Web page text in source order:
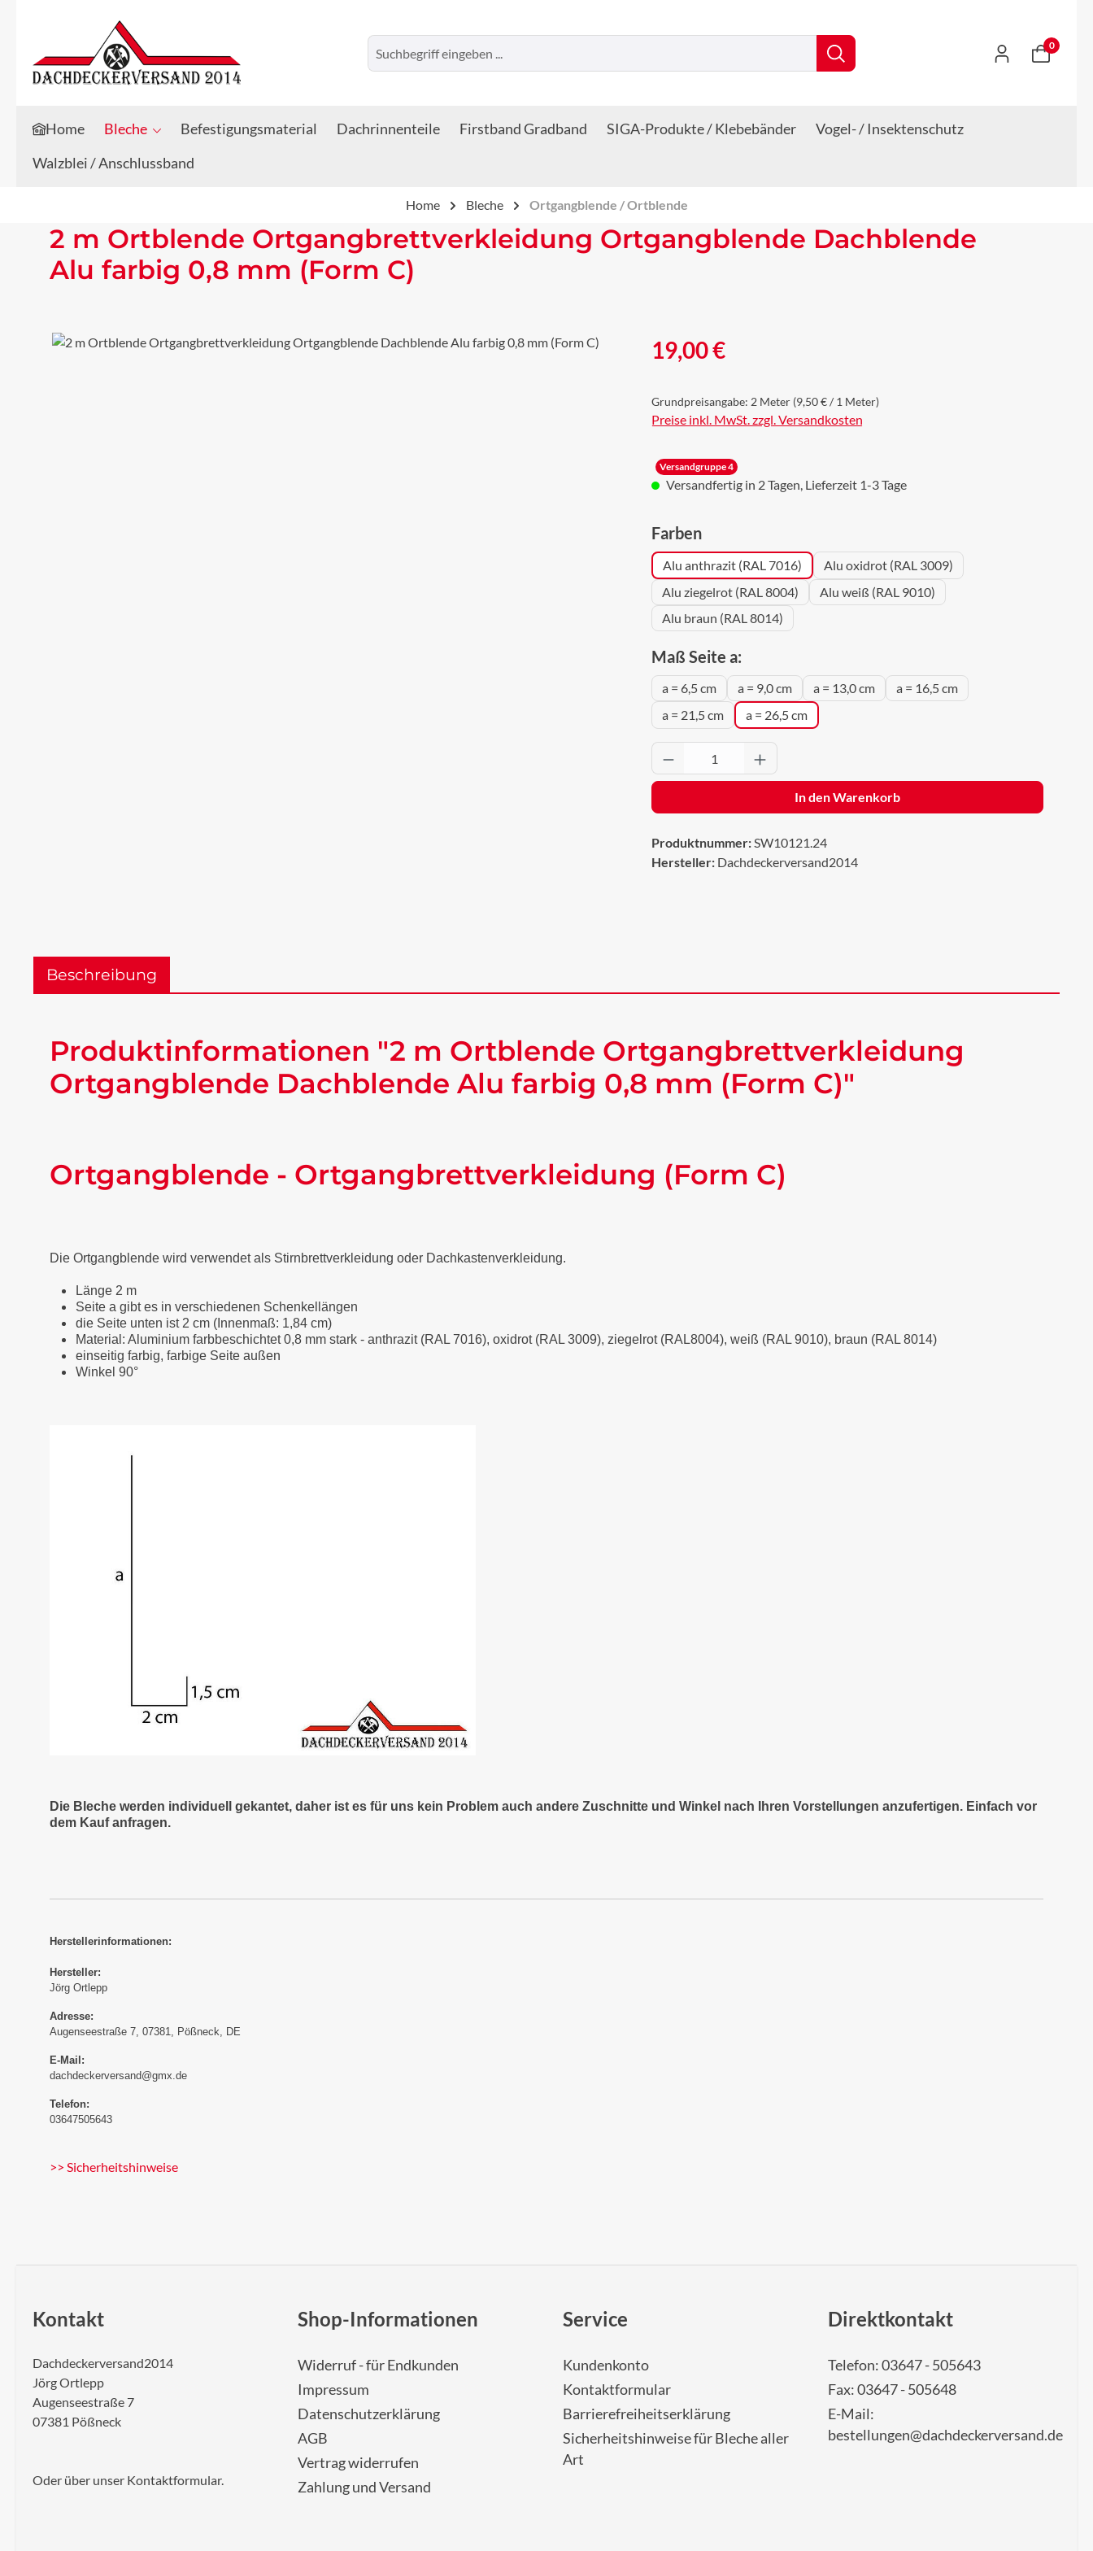
Zum Hauptinhalt springen
Zur Suche springen
0
Home Bleche Befestigungsmaterial Dachrinnenteile Firstband Gradband SIGA-Produkte / Klebebänder
Vogel- / Insektenschutz
Walzblei / Anschlussband
Home Bleche Ortgangblende / Ortblende
2 m Ortblende Ortgangbrettverkleidung Ortgangblende Dachblende
Alu farbig 0,8 mm (Form C)
Bildergalerie überspringen Regulärer Preis:
19,00 €
Grundpreisangabe: 2 Meter (9,50 € / 1 Meter)
Preise inkl. MwSt. zzgl. Versandkosten
Versandgruppe 4
Versandfertig in 2 Tagen, Lieferzeit 1-3 Tage
Farbenauswählen
Alu anthrazit (RAL 7016)
Alu oxidrot (RAL 3009)
Alu ziegelrot (RAL 8004)
Alu weiß (RAL 9010)
Alu braun (RAL 8014)
Maß Seite a:auswählen
a = 6,5 cm a = 9,0 cm a = 13,0 cm
a = 16,5 cm
a = 21,5 cm
a = 26,5 cm
Produkt Anzahl: Gib den gewünschten Wert ein
In den Warenkorb
Produktnummer:SW10121.24
Hersteller: Dachdeckerversand2014
Beschreibung
Produktinformationen "2 m Ortblende Ortgangbrettverkleidung
Ortgangblende Dachblende Alu farbig 0,8 mm (Form C)"
Ortgangblende - Ortgangbrettverkleidung (Form C)
Die Ortgangblende wird verwendet als Stirnbrettverkleidung oder Dachkastenverkleidung.
Länge 2 m
Seite a gibt es in verschiedenen Schenkellängen
die Seite unten ist 2 cm (Innenmaß: 1,84 cm)
Material: Aluminium farbbeschichtet 0,8 mm stark - anthrazit (RAL 7016), oxidrot (RAL 3009), ziegelrot (RAL8004), weiß (RAL 9010), braun (RAL 8014)
einseitig farbig, farbige Seite außen
Winkel 90°
Die Bleche werden individuell gekantet, daher ist es für uns kein Problem auch andere Zuschnitte und Winkel nach Ihren Vorstellungen anzufertigen. Einfach vor
dem Kauf anfragen.
Herstellerinformationen:
Hersteller:
Jörg Ortlepp
Adresse:
Augenseestraße 7, 07381, Pößneck, DE
E-Mail:
dachdeckerversand@gmx.de
Telefon:
03647505643
>> Sicherheitshinweise
Kontakt
Dachdeckerversand2014
Jörg Ortlepp
Augenseestraße 7
07381 Pößneck
Oder über unser Kontaktformular.
Shop-Informationen
Widerruf - für Endkunden
Impressum
Datenschutzerklärung
AGB
Vertrag widerrufen
Zahlung und Versand
Service
Kundenkonto
Kontaktformular
Barrierefreiheitserklärung
Sicherheitshinweise für Bleche aller
Art
Direktkontakt
Telefon: 03647 - 505643
Fax: 03647 - 505648
E-Mail:
bestellungen@dachdeckerversand.de